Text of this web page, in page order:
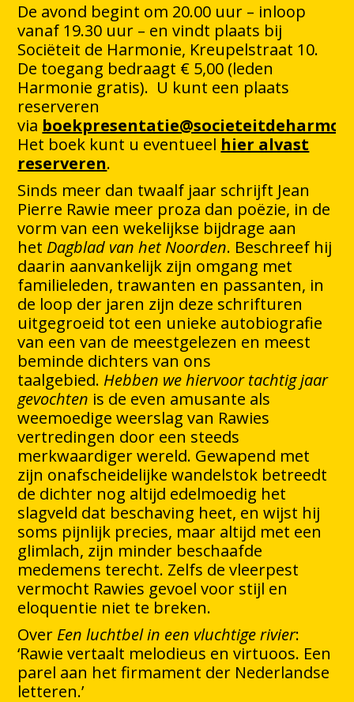
De avond begint om 20.00 uur – inloop
vanaf 19.30 uur – en vindt plaats bij
Sociëteit de Harmonie, Kreupelstraat 10.
De toegang bedraagt € 5,00 (leden
Harmonie gratis). U kunt een plaats
reserveren
via
Het boek kunt u eventueel hier alvast
reserveren.
Sinds meer dan twaalf jaar schrijft Jean
Pierre Rawie meer proza dan poëzie, in de
vorm van een wekelijkse bijdrage aan
het Dagblad van het Noorden. Beschreef hij
daarin aanvankelijk zijn omgang met
familieleden, trawanten en passanten, in
de loop der jaren zijn deze schrifturen
uitgegroeid tot een unieke autobiografie
van een van de meestgelezen en meest
beminde dichters van ons
taalgebied. Hebben we hiervoor tachtig jaar
gevochten is de even amusante als
weemoedige weerslag van Rawies
vertredingen door een steeds
merkwaardiger wereld. Gewapend met
zijn onafscheidelijke wandelstok betreedt
de dichter nog altijd edelmoedig het
slagveld dat beschaving heet, en wijst hij
soms pijnlijk precies, maar altijd met een
glimlach, zijn minder beschaafde
medemens terecht. Zelfs de vleerpest
vermocht Rawies gevoel voor stijl en
eloquentie niet te breken.
Over Een luchtbel in een vluchtige rivier:
‘Rawie vertaalt melodieus en virtuoos. Een
parel aan het firmament der Nederlandse
letteren.’